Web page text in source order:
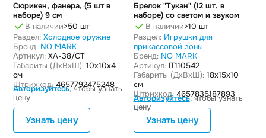
Сюрикен, фанера, (5 шт в
наборе) 9 см
В наличии>50 шт
Раздел: Холодное оружие
Бренд: NO MARK
Артикул: XA-38/СТ
Габариты (ДxВxШ): 10x10x4
см
Штрихкод: 4657792475248
Авторизуйтесь, чтобы узнать
цену
Узнать цену
Брелок "Тукан" (12 шт. в
наборе) со светом и звуком
В наличии>10 шт
Раздел: Игрушки для
прикассовой зоны
Бренд: NO MARK
Артикул:IT110542
Габариты (ДxВxШ):18x15x10
см
Штрихкод:4657835187893
Авторизуйтесь, чтобы узнать
цену
Узнать цену